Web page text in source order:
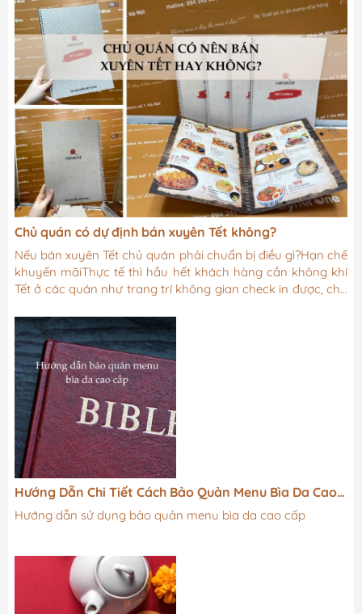
Chủ quán có dự định bán xuyên Tết không?
Nếu bán xuyên Tết chủ quán phải chuẩn bị điều gì?Hạn chế
khuyến mãiThực tế thì hầu hết khách hàng cần không khí
Tết ở các quán như trang trí không gian check in được, chứ
gọnMenu Tết chỉ nên bán những món chủ đạo của quán,
loại bỏ những món pha chế lâu hay nguyên liệu hiếm như
vậy đẻ tối ưu chất lượng phục vụ khách hàng. Bán
comboXu hướng khách hàng trong dịp Tết thường đi theo
hội nhóm nên việc upsell bằng combo rất hiệu...
Hướng Dẫn Chi Tiết Cách Bảo Quản Menu Bìa Da Cao
Cấp Bền Lâu
Hướng dẫn sử dụng bảo quản menu bìa da cao cấp